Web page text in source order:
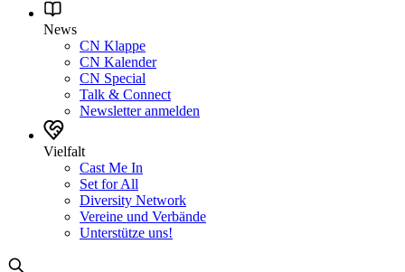
News
CN Klappe
CN Kalender
CN Special
Talk & Connect
Newsletter anmelden
Vielfalt
Cast Me In
Set for All
Diversity Network
Vereine und Verbände
Unterstütze uns!